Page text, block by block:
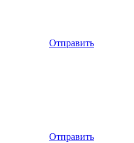
Отправить
Отправить